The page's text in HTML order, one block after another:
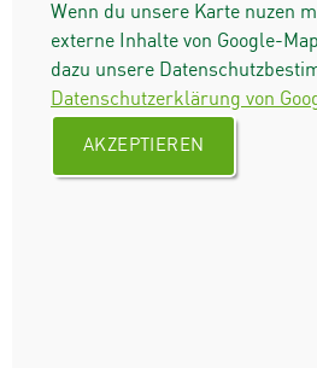
Wenn du unsere Karte nuzen
externe Inhalte von Google-
dazu unsere
Datenschutzerklärung von
AKZEPTIEREN